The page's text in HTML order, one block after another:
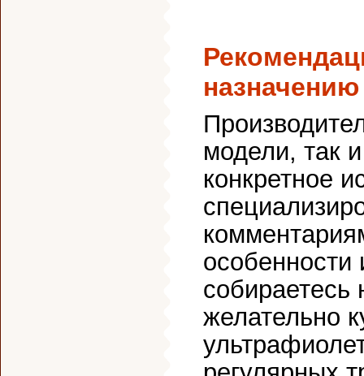
назначению
модели, так
конкретное
собираетесь
желательно